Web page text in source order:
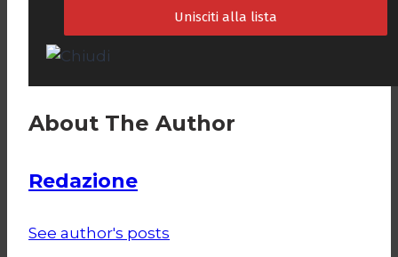
About The Author
Redazione
See author's posts